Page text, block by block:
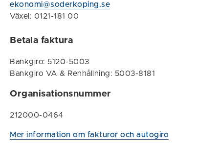
ekonomi@soderkoping.se
Växel: 0121-181 00
Betala faktura
Bankgiro: 5120-5003
Bankgiro VA & Renhållning: 5003-8181
Organisationsnummer
212000-0464
Mer information om fakturor och autogiro